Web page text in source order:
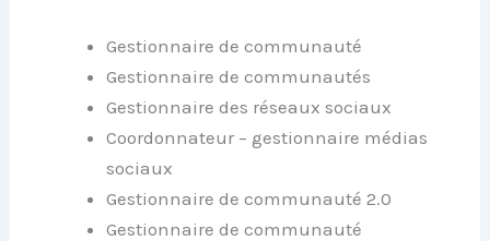
Gestionnaire de communauté
Gestionnaire de communautés
Gestionnaire des réseaux sociaux
Coordonnateur – gestionnaire médias
sociaux
Gestionnaire de communauté 2.0
Gestionnaire de communauté